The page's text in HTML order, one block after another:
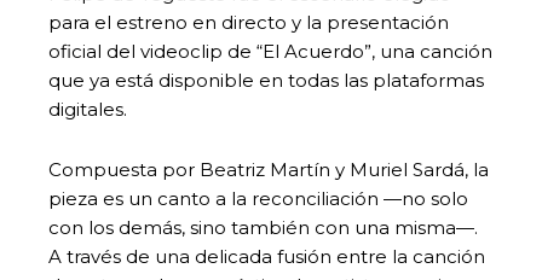
para el estreno en directo y la presentación
oficial del videoclip de “El Acuerdo”, una canción
que ya está disponible en todas las plataformas
digitales.
Compuesta por Beatriz Martín y Muriel Sardá, la
pieza es un canto a la reconciliación —no solo
con los demás, sino también con una misma—.
A través de una delicada fusión entre la canción